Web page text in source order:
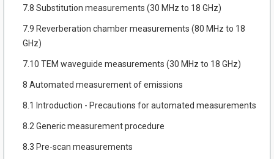
7.8 Substitution measurements (30 MHz to 18 GHz)
7.9 Reverberation chamber measurements (80 MHz to 18
GHz)
7.10 ТЕМ waveguide measurements (30 MHz to 18 GHz)
8 Automated measurement of emissions
8.1 Introduction - Precautions for automated measurements
8.2 Generic measurement procedure
8.3 Pre-scan measurements